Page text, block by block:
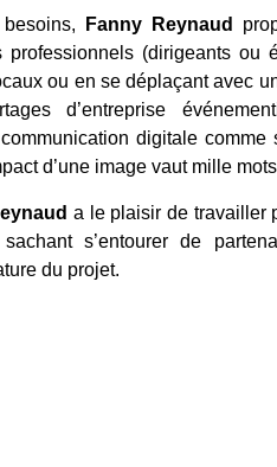
Fanny Reynaud
professionnels (dirigeants ou
ou en se déplaçant avec
d’entreprise
digitale comme
d’une image vaut mille
a le plaisir de travailler
s’entourer de
du projet.